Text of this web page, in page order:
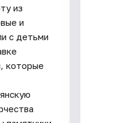
из
и
с детьми
которые